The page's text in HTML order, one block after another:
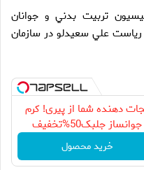
تربيت بدني و جوانان
علي سعيدلو در سازمان
دهنده شما از پیری! کرم
جوانساز جلبک50%تخفیف
خرید محصول